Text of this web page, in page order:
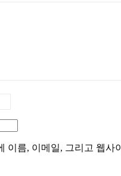
이름, 이메일, 그리고 웹사